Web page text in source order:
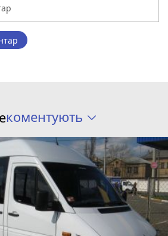
коментують